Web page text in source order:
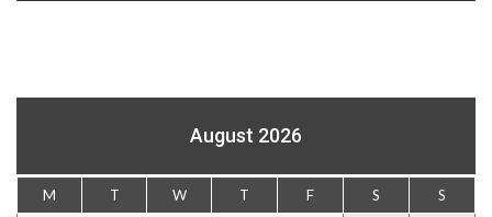
August 2026
M T W T F S S